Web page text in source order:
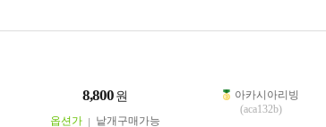
8,800 원
옵션가
낱개구매가능
아카시아리빙
(aca132b)